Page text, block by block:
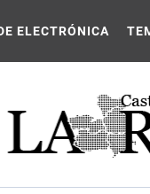
La
ELECTRÓNICA